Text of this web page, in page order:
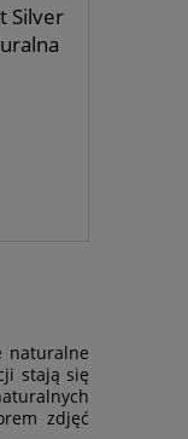
Silver
naturalne
stają się
zdjęć